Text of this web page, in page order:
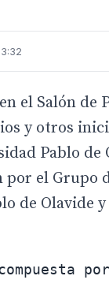
el Salón
y otros
Pablo de
el Grupo
de Olavide